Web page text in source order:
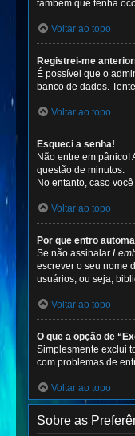
também que tenha
Voltar ao topo
Registrei-me
É possível que o
banco de dados.
Voltar ao topo
Esqueci a senha!
Não entre em pânico!
questão de minutos.
No entanto, caso
Voltar ao topo
Por que entro
Se não assinalar
escrever o seu nome
usuários, ou seja,
Voltar ao topo
O que a opção de
Simplesmente exclui
com problemas de
Voltar ao topo
Sobre as